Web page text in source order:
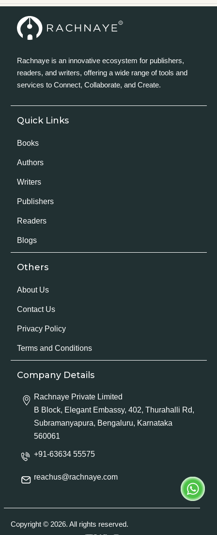
Rachnaye is an innovative ecosystem for publishers,
readers, and writers, offering a wide range of tools and
services to Connect, Collaborate, and Create.
Quick Links
Books
Authors
Writers
Publishers
Readers
Blogs
Others
About Us
Contact Us
Privacy Policy
Terms and Conditions
Company Details
Rachnaye Private Limited
B Block, Elegant Embassy, 402, Thurahalli Rd,
Subramanyapura, Bengaluru, Karnataka
560061
+91-63634 55575
reachus@rachnaye.com
Copyright © 2026. All rights reserved.